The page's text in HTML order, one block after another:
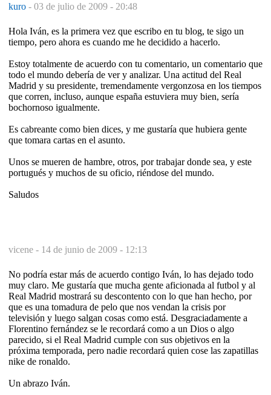
kuro - 03 de julio de 2009 - 20:48
Hola Iván, es la primera vez que escribo en tu blog, te sigo un
tiempo, pero ahora es cuando me he decidido a hacerlo.
Estoy totalmente de acuerdo con tu comentario, un comentario que
todo el mundo debería de ver y analizar. Una actitud del Real
Madrid y su presidente, tremendamente vergonzosa en los tiempos
que corren, incluso, aunque españa estuviera muy bien, sería
bochornoso igualmente.
Es cabreante como bien dices, y me gustaría que hubiera gente
que tomara cartas en el asunto.
Unos se mueren de hambre, otros, por trabajar donde sea, y este
portugués y muchos de su oficio, riéndose del mundo.
Saludos
vicene - 14 de junio de 2009 - 12:13
No podría estar más de acuerdo contigo Iván, lo has dejado todo
muy claro. Me gustaría que mucha gente aficionada al futbol y al
Real Madrid mostrará su descontento con lo que han hecho, por
que es una tomadura de pelo que nos vendan la crisis por
televisión y luego salgan cosas como está. Desgraciadamente a
Florentino fernández se le recordará como a un Dios o algo
parecido, si el Real Madrid cumple con sus objetivos en la
próxima temporada, pero nadie recordará quien cose las zapatillas
nike de ronaldo.
Un abrazo Iván.